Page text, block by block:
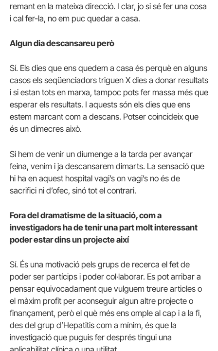
remant en la mateixa direcció. I clar, jo si sé fer una cosa
i cal fer-la, no em puc quedar a casa.
Algun dia descansareu però
Sí. Els dies que ens quedem a casa és perquè en alguns
casos els seqüenciadors triguen X dies a donar resultats
i si estan tots en marxa, tampoc pots fer massa més que
esperar els resultats. I aquests són els dies que ens
estem marcant com a descans. Potser coincideix que
és un dimecres això.
Si hem de venir un diumenge a la tarda per avançar
feina, venim i ja descansarem dimarts. La sensació que
hi ha en aquest hospital vagi’s on vagi’s no és de
sacrifici ni d’ofec, sinó tot el contrari.
Fora del dramatisme de la situació, com a
investigadors ha de tenir una part molt interessant
poder estar dins un projecte així
Sí. És una motivació pels grups de recerca el fet de
poder ser partícips i poder col·laborar. Es pot arribar a
pensar equivocadament que vulguem treure articles o
el màxim profit per aconseguir algun altre projecte o
finançament, però el què més ens omple al cap i a la fi,
des del grup d’Hepatitis com a mínim, és que la
investigació que puguis fer després tingui una